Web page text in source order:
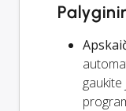
gaukite